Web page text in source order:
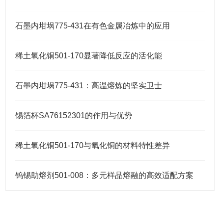
石墨内坩埚775-431在有色金属冶炼中的应用
稀土氧化铜501-170显著降低反应的活化能
石墨内坩埚775-431：高温熔炼的坚实卫士
锡箔杯SA76152301的作用与优势
稀土氧化铜501-170与氧化铜的材料特性差异
钨锡助熔剂501-008：多元样品熔融的高效适配方案